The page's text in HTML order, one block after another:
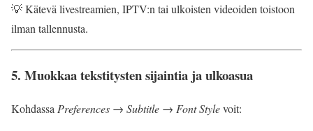
💡 Kätevä livestreamien, IPTV:n tai ulkoisten videoiden toistoon
ilman tallennusta.
5. Muokkaa tekstitysten sijaintia ja ulkoasua
KohdassaPreferences → Subtitle → Font Stylevoit: